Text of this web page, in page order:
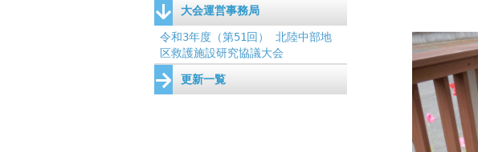
大会運営事務局
令和3年度（第51回） 北陸中部地
区救護施設研究協議大会
更新一覧